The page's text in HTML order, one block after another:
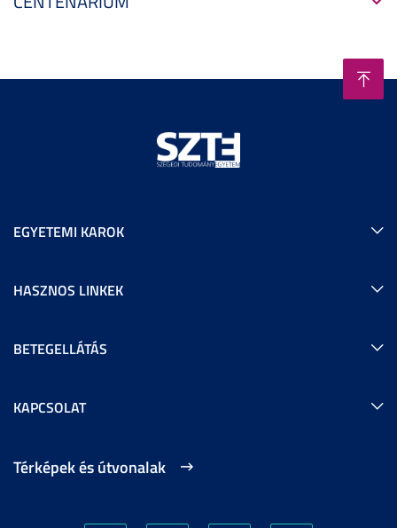
EGYETEMI KAROK
HASZNOS LINKEK
BETEGELLÁTÁS
KAPCSOLAT
Térképek és útvonalak